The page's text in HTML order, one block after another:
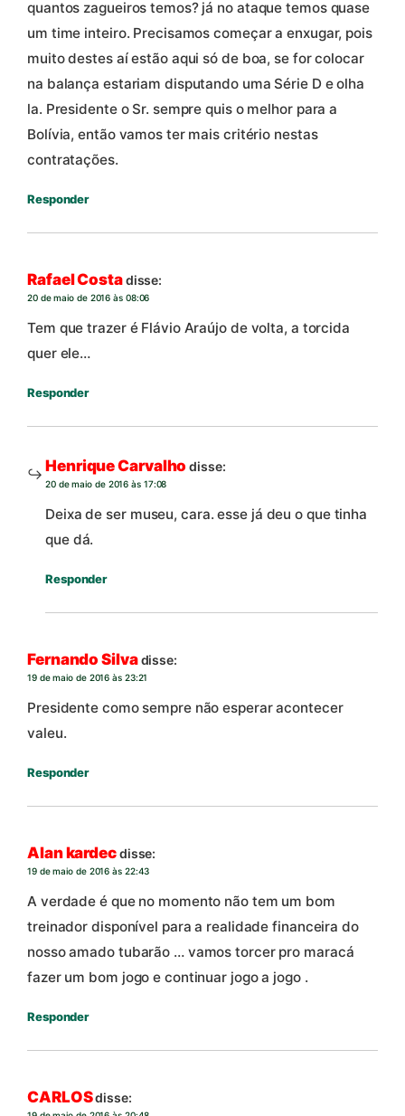
quantos zagueiros temos? já no ataque temos quase
um time inteiro. Precisamos começar a enxugar, pois
muito destes aí estão aqui só de boa, se for colocar
na balança estariam disputando uma Série D e olha
la. Presidente o Sr. sempre quis o melhor para a
Bolívia, então vamos ter mais critério nestas
contratações.
Responder
Rafael Costadisse:
20 de maio de 2016 às 08:06
Tem que trazer é Flávio Araújo de volta, a torcida
quer ele…
Responder
Henrique Carvalho disse:
20 de maio de 2016 às 17:08
Deixa de ser museu, cara. esse já deu o que tinha
que dá.
Responder
Fernando Silvadisse:
19 de maio de 2016 às 23:21
Presidente como sempre não esperar acontecer
valeu.
Responder
Alan kardecdisse:
19 de maio de 2016 às 22:43
A verdade é que no momento não tem um bom
treinador disponível para a realidade financeira do
nosso amado tubarão … vamos torcer pro maracá
fazer um bom jogo e continuar jogo a jogo .
Responder
CARLOSdisse: